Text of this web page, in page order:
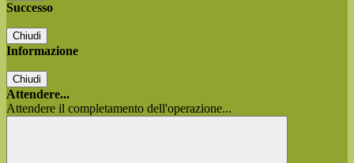
Successo
Chiudi
Informazione
Chiudi
Attendere...
Attendere il completamento dell'operazione...